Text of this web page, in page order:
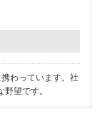
わっています。社
望です。